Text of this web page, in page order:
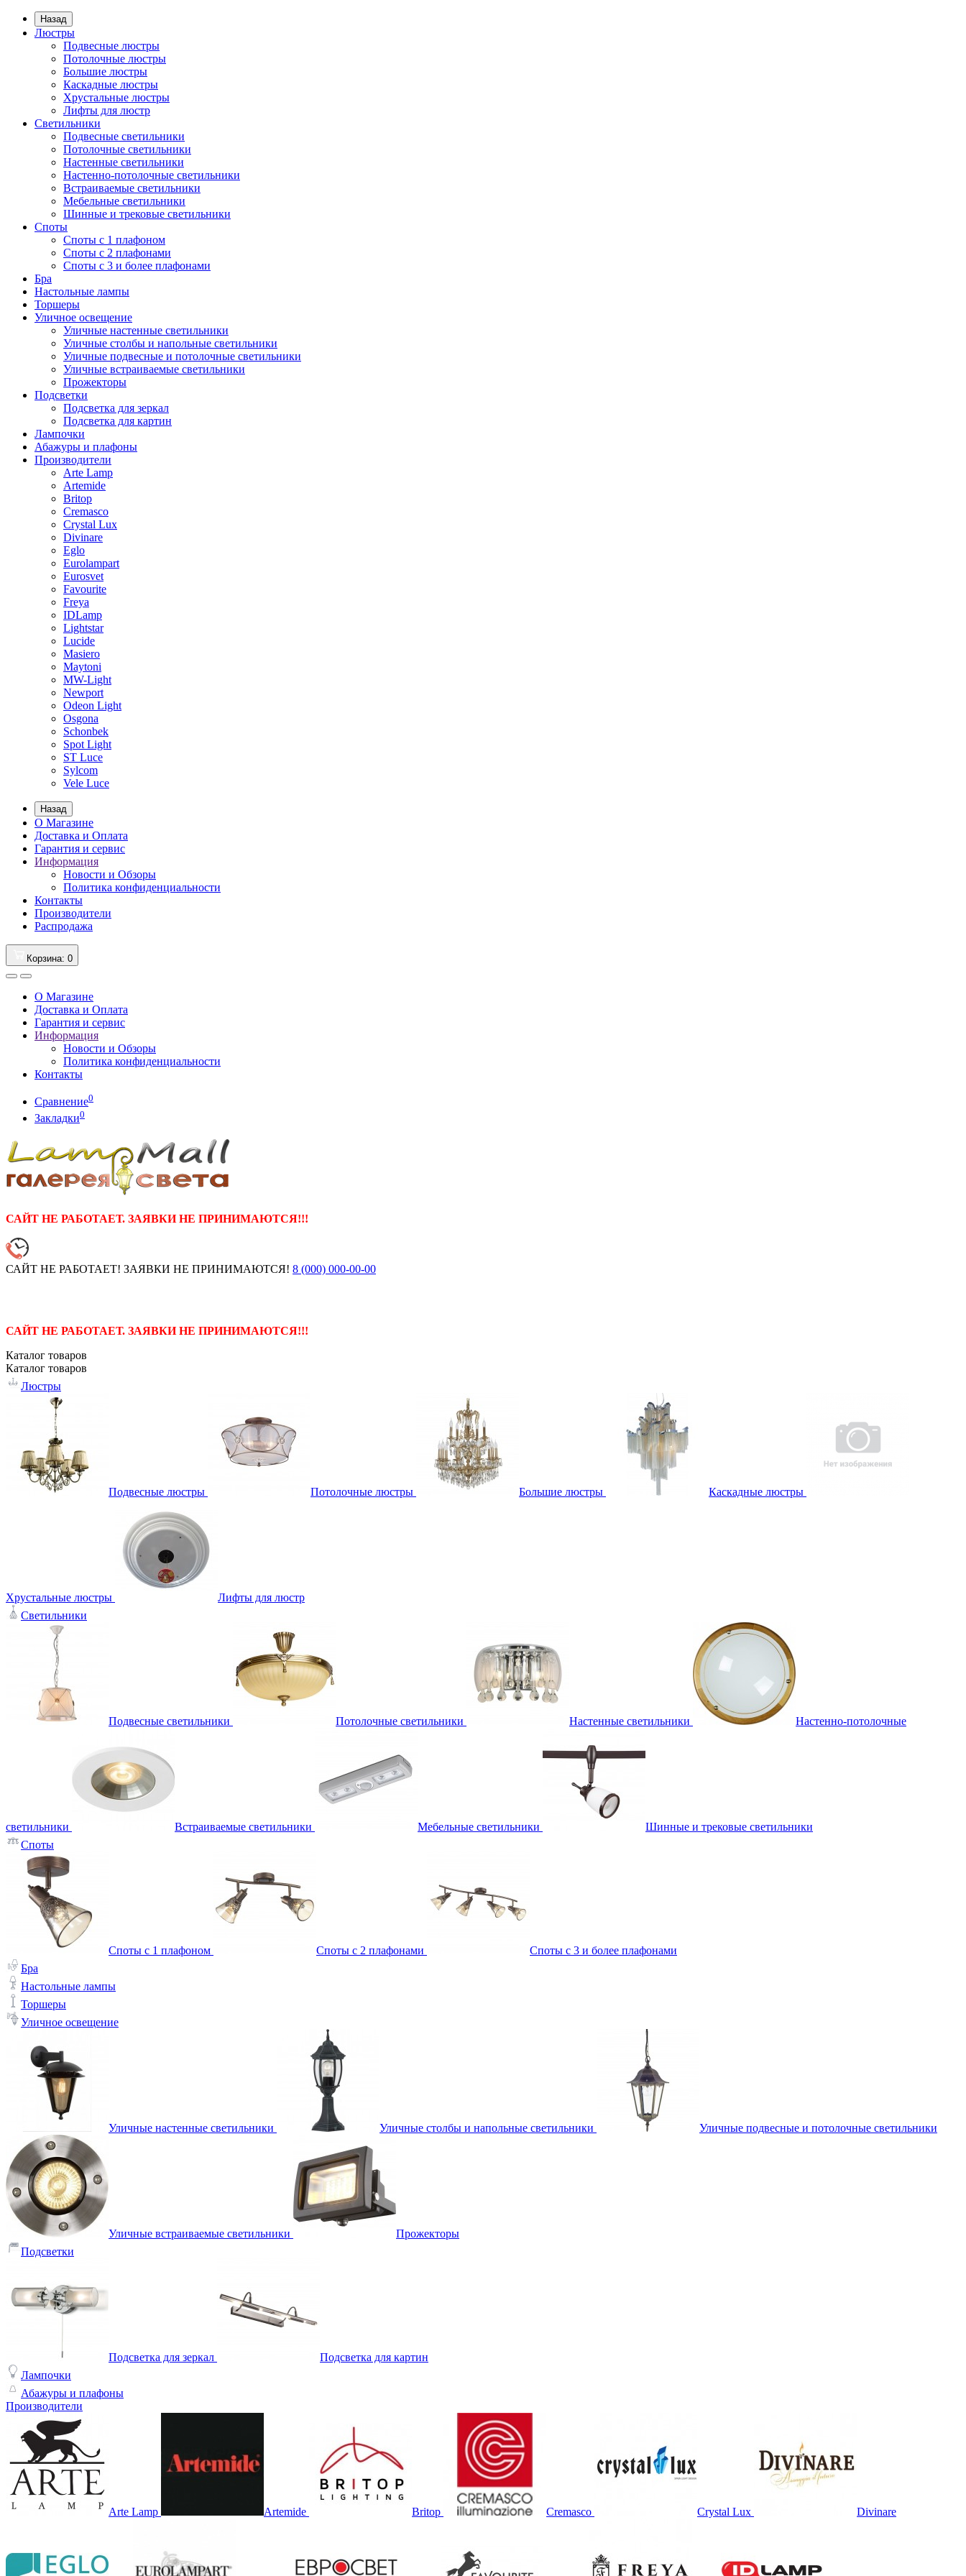
Назад
Люстры
Подвесные люстры
Потолочные люстры
Большие люстры
Каскадные люстры
Хрустальные люстры
Лифты для люстр
Светильники
Подвесные светильники
Потолочные светильники
Настенные светильники
Настенно-потолочные светильники
Встраиваемые светильники
Мебельные светильники
Шинные и трековые светильники
Споты
Споты с 1 плафоном
Споты с 2 плафонами
Споты с 3 и более плафонами
Бра
Настольные лампы
Торшеры
Уличное освещение
Уличные настенные светильники
Уличные столбы и напольные светильники
Уличные подвесные и потолочные светильники
Уличные встраиваемые светильники
Прожекторы
Подсветки
Подсветка для зеркал
Подсветка для картин
Лампочки
Абажуры и плафоны
Производители
Arte Lamp
Artemide
Britop
Cremasco
Crystal Lux
Divinare
Eglo
Eurolampart
Eurosvet
Favourite
Freya
IDLamp
Lightstar
Lucide
Masiero
Maytoni
MW-Light
Newport
Odeon Light
Osgona
Schonbek
Spot Light
ST Luce
Sylcom
Vele Luce
Назад
О Магазине
Доставка и Оплата
Гарантия и сервис
Информация
Новости и Обзоры
Политика конфиденциальности
Контакты
Производители
Распродажа
Корзина: 0
О Магазине
Доставка и Оплата
Гарантия и сервис
Информация
Новости и Обзоры
Политика конфиденциальности
Контакты
Сравнение0
Закладки0
САЙТ НЕ РАБОТАЕТ. ЗАЯВКИ НЕ ПРИНИМАЮТСЯ!!!
САЙТ НЕ РАБОТАЕТ! ЗАЯВКИ НЕ ПРИНИМАЮТСЯ! 8 (000) 000-00-00
САЙТ НЕ РАБОТАЕТ. ЗАЯВКИ НЕ ПРИНИМАЮТСЯ!!!
Каталог товаров
Каталог товаров
Люстры
Подвесные люстры Потолочные люстры Большие люстры Каскадные люстры
Хрустальные люстры
Лифты для люстр
Светильники
Подвесные светильники Потолочные светильники Настенные светильники Настенно-потолочные
светильники Встраиваемые светильники Мебельные светильники
Шинные и трековые светильники
Споты
Споты с 1 плафоном Споты с 2 плафонами
Споты с 3 и более плафонами
Бра
Настольные лампы
Торшеры
Уличное освещение
Уличные настенные светильники Уличные столбы и напольные светильники Уличные подвесные и потолочные светильники
Уличные встраиваемые светильники
Прожекторы
Подсветки
Подсветка для зеркал
Подсветка для картин
Лампочки
Абажуры и плафоны
Производители
Arte Lamp Artemide Britop Cremasco Crystal Lux Divinare